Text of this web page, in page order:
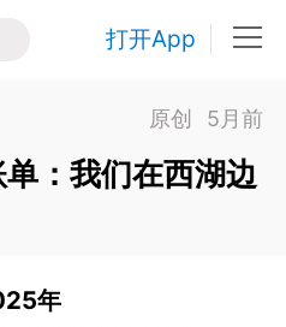
打开App
原创 5月前
：我们在西湖边
年